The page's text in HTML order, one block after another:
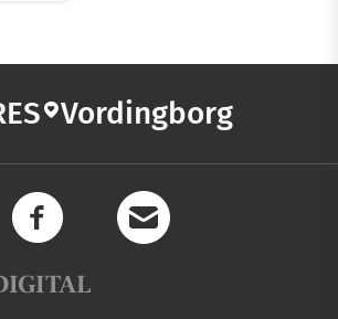
Vordingborg